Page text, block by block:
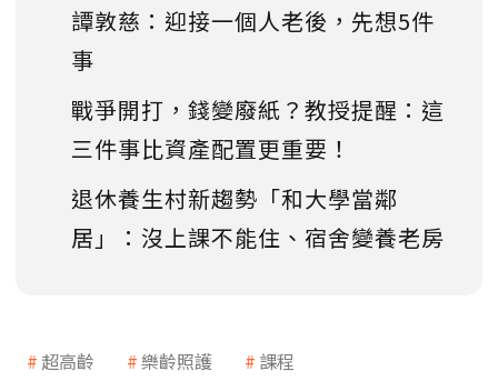
譚敦慈：迎接一個人老後，先想5件
事
戰爭開打，錢變廢紙？教授提醒：這
三件事比資產配置更重要！
退休養生村新趨勢「和大學當鄰
居」：沒上課不能住、宿舍變養老房
超高齡 樂齡照護
課程